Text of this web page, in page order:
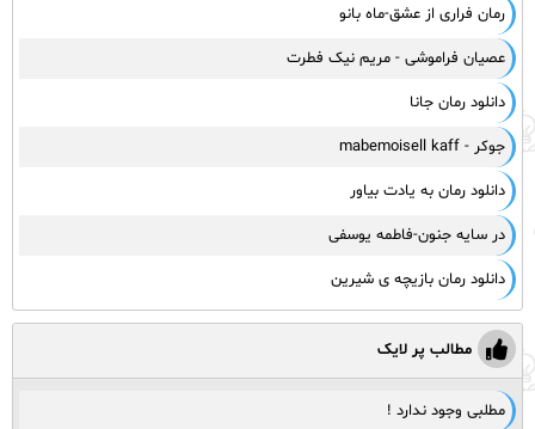
رمان فراری از عشق-ماه بانو
عصیان فراموشی - مریم نیک فطرت
دانلود رمان جانا
جوکر - mabemoisell kaff
دانلود رمان به یادت بیاور
در سایه جنون-فاطمه یوسفی
دانلود رمان بازیچه ی شیرین
مطالب پر لایک
مطلبی وجود ندارد !